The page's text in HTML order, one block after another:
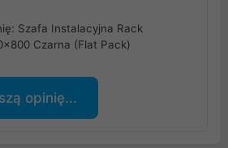
Szafa Instalacyjna Rack
Czarna (Flat Pack)
opinię...